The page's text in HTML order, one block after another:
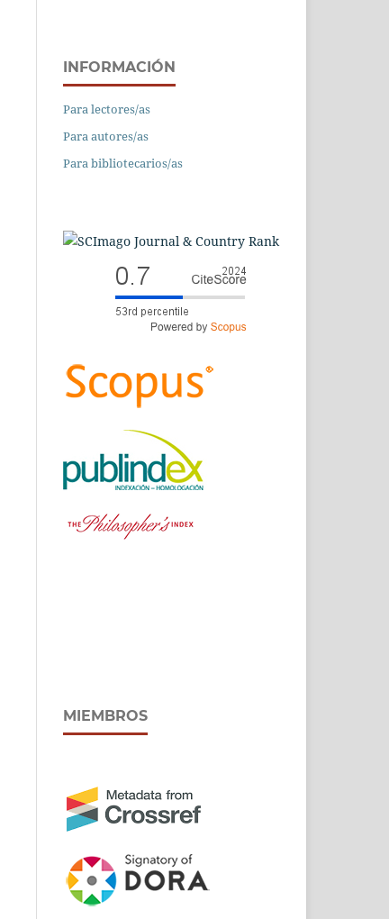
INFORMACIÓN
Para lectores/as
Para autores/as
Para bibliotecarios/as
MIEMBROS